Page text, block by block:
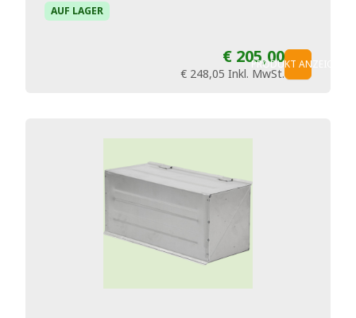
AUF LAGER
€ 205,00
€ 248,05 Inkl. MwSt.
PRODUKT ANZEIGEN